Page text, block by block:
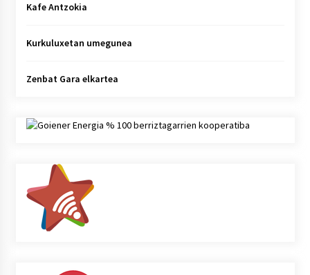
Kafe Antzokia
Kurkuluxetan umegunea
Zenbat Gara elkartea